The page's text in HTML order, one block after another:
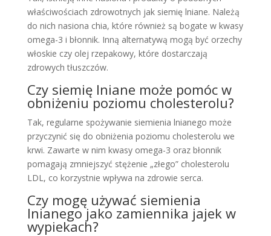
właściwościach zdrowotnych jak siemię lniane. Należą
do nich nasiona chia, które również są bogate w kwasy
omega-3 i błonnik. Inną alternatywą mogą być orzechy
włoskie czy olej rzepakowy, które dostarczają
zdrowych tłuszczów.
Czy siemię lniane może pomóc w
obniżeniu poziomu cholesterolu?
Tak, regularne spożywanie siemienia lnianego może
przyczynić się do obniżenia poziomu cholesterolu we
krwi. Zawarte w nim kwasy omega-3 oraz błonnik
pomagają zmniejszyć stężenie „złego” cholesterolu
LDL, co korzystnie wpływa na zdrowie serca.
Czy mogę używać siemienia
lnianego jako zamiennika jajek w
wypiekach?